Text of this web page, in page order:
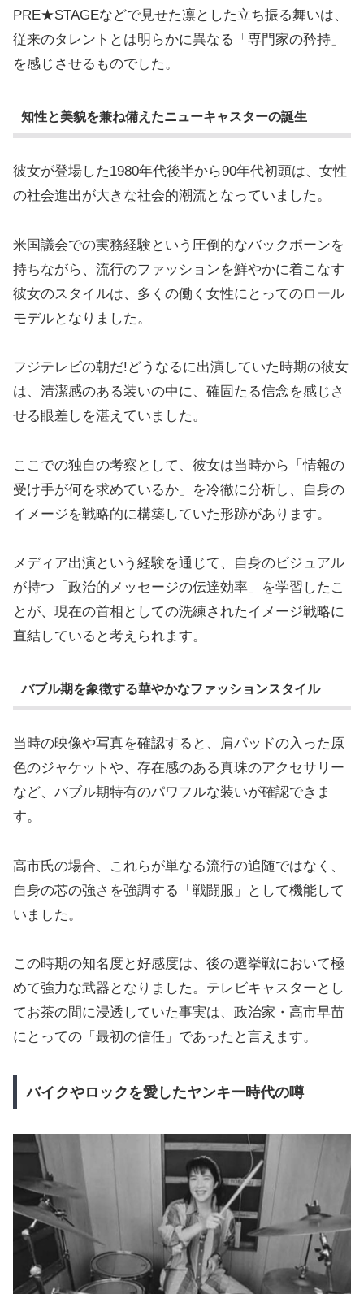
PRE★STAGEなどで見せた凛とした立ち振る舞いは、
従来のタレントとは明らかに異なる「専門家の矜持」
を感じさせるものでした。
知性と美貌を兼ね備えたニューキャスターの誕生
彼女が登場した1980年代後半から90年代初頭は、女性
の社会進出が大きな社会的潮流となっていました。
米国議会での実務経験という圧倒的なバックボーンを
持ちながら、流行のファッションを鮮やかに着こなす
彼女のスタイルは、多くの働く女性にとってのロール
モデルとなりました。
フジテレビの朝だ!どうなるに出演していた時期の彼女
は、清潔感のある装いの中に、確固たる信念を感じさ
せる眼差しを湛えていました。
ここでの独自の考察として、彼女は当時から「情報の
受け手が何を求めているか」を冷徹に分析し、自身の
イメージを戦略的に構築していた形跡があります。
メディア出演という経験を通じて、自身のビジュアル
が持つ「政治的メッセージの伝達効率」を学習したこ
とが、現在の首相としての洗練されたイメージ戦略に
直結していると考えられます。
バブル期を象徴する華やかなファッションスタイル
当時の映像や写真を確認すると、肩パッドの入った原
色のジャケットや、存在感のある真珠のアクセサリー
など、バブル期特有のパワフルな装いが確認できま
す。
高市氏の場合、これらが単なる流行の追随ではなく、
自身の芯の強さを強調する「戦闘服」として機能して
いました。
この時期の知名度と好感度は、後の選挙戦において極
めて強力な武器となりました。テレビキャスターとし
てお茶の間に浸透していた事実は、政治家・高市早苗
にとっての「最初の信任」であったと言えます。
バイクやロックを愛したヤンキー時代の噂